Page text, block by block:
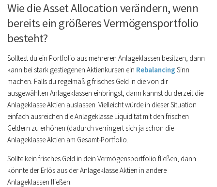
Wie die Asset Allocation verändern, wenn
bereits ein größeres Vermögensportfolio
besteht?
Solltest du ein Portfolio aus mehreren Anlageklassen besitzen, dann
kann bei stark gestiegenen Aktienkursen ein Rebalancing Sinn
machen. Falls du regelmäßig frisches Geld in die von dir
ausgewählten Anlageklassen einbringst, dann kannst du derzeit die
Anlageklasse Aktien auslassen. Vielleicht würde in dieser Situation
einfach ausreichen die Anlageklasse Liquidität mit den frischen
Geldern zu erhöhen (dadurch verringert sich ja schon die
Anlageklasse Aktien am Gesamt-Portfolio.
Sollte kein frisches Geld in dein Vermögensportfolio fließen, dann
könnte der Erlös aus der Anlageklasse Aktien in andere
Anlageklassen fließen.